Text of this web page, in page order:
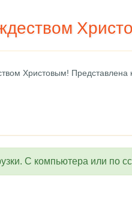
Христовым! Представлена
С компьютера или по